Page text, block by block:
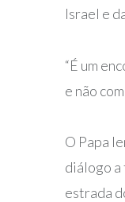
Israel e
“É um
e não
O Papa
diálogo a
estrada